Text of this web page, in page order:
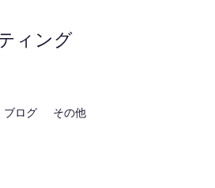
ィング
ブログ その他